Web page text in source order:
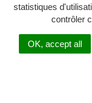
statistiques
contrôler
OK, accept all